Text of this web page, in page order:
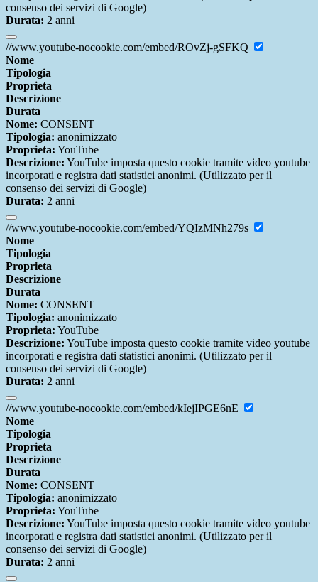
consenso dei servizi di Google)
Durata: 2 anni
//www.youtube-nocookie.com/embed/ROvZj-gSFKQ
Nome
Tipologia
Proprieta
Descrizione
Durata
Nome: CONSENT
Tipologia: anonimizzato
Proprieta: YouTube
Descrizione: YouTube imposta questo cookie tramite video youtube
incorporati e registra dati statistici anonimi. (Utilizzato per il
consenso dei servizi di Google)
Durata: 2 anni
//www.youtube-nocookie.com/embed/YQIzMNh279s
Nome
Tipologia
Proprieta
Descrizione
Durata
Nome: CONSENT
Tipologia: anonimizzato
Proprieta: YouTube
Descrizione: YouTube imposta questo cookie tramite video youtube
incorporati e registra dati statistici anonimi. (Utilizzato per il
consenso dei servizi di Google)
Durata: 2 anni
//www.youtube-nocookie.com/embed/kIejIPGE6nE
Nome
Tipologia
Proprieta
Descrizione
Durata
Nome: CONSENT
Tipologia: anonimizzato
Proprieta: YouTube
Descrizione: YouTube imposta questo cookie tramite video youtube
incorporati e registra dati statistici anonimi. (Utilizzato per il
consenso dei servizi di Google)
Durata: 2 anni